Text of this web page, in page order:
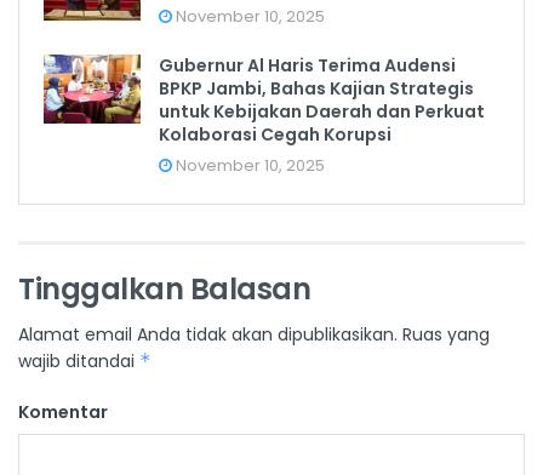
November 10, 2025
Gubernur Al Haris Terima Audensi
BPKP Jambi, Bahas Kajian Strategis
untuk Kebijakan Daerah dan Perkuat
Kolaborasi Cegah Korupsi
November 10, 2025
Tinggalkan Balasan
Alamat email Anda tidak akan dipublikasikan. Ruas yang
wajib ditandai *
Komentar